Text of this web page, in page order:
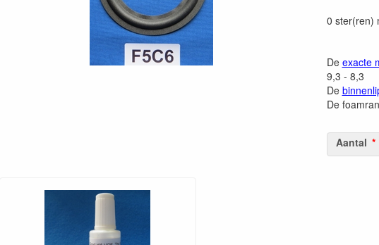
0 ster(ren)
De exacte
9,3 - 8,3
De
De
Aantal